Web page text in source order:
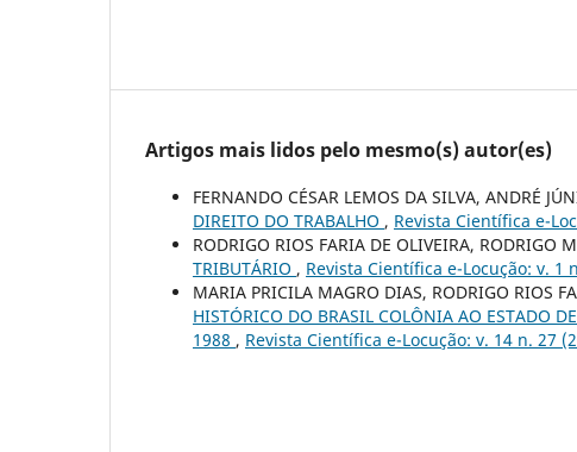
Artigos mais lidos pelo mesmo(s) autor(es)
FERNANDO CÉSAR LEMOS DA SILVA, ANDRÉ
DIREITO DO TRABALHO , Revista Científica e-
RODRIGO RIOS FARIA DE OLIVEIRA, RODRIGO
TRIBUTÁRIO , Revista Científica e-Locução: v. 1
MARIA PRICILA MAGRO DIAS, RODRIGO RIOS
HISTÓRICO DO BRASIL COLÔNIA AO ESTADO
1988 , Revista Científica e-Locução: v. 14 n. 27